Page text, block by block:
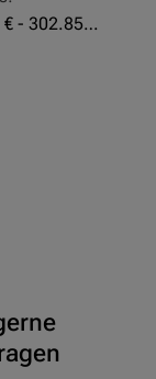
244.734,00 € - 302.855,00 €